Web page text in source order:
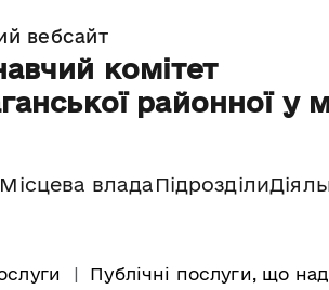
вебсайт
комітет
районної у
Місцева влада Підрозділи
Публічні послуги, що